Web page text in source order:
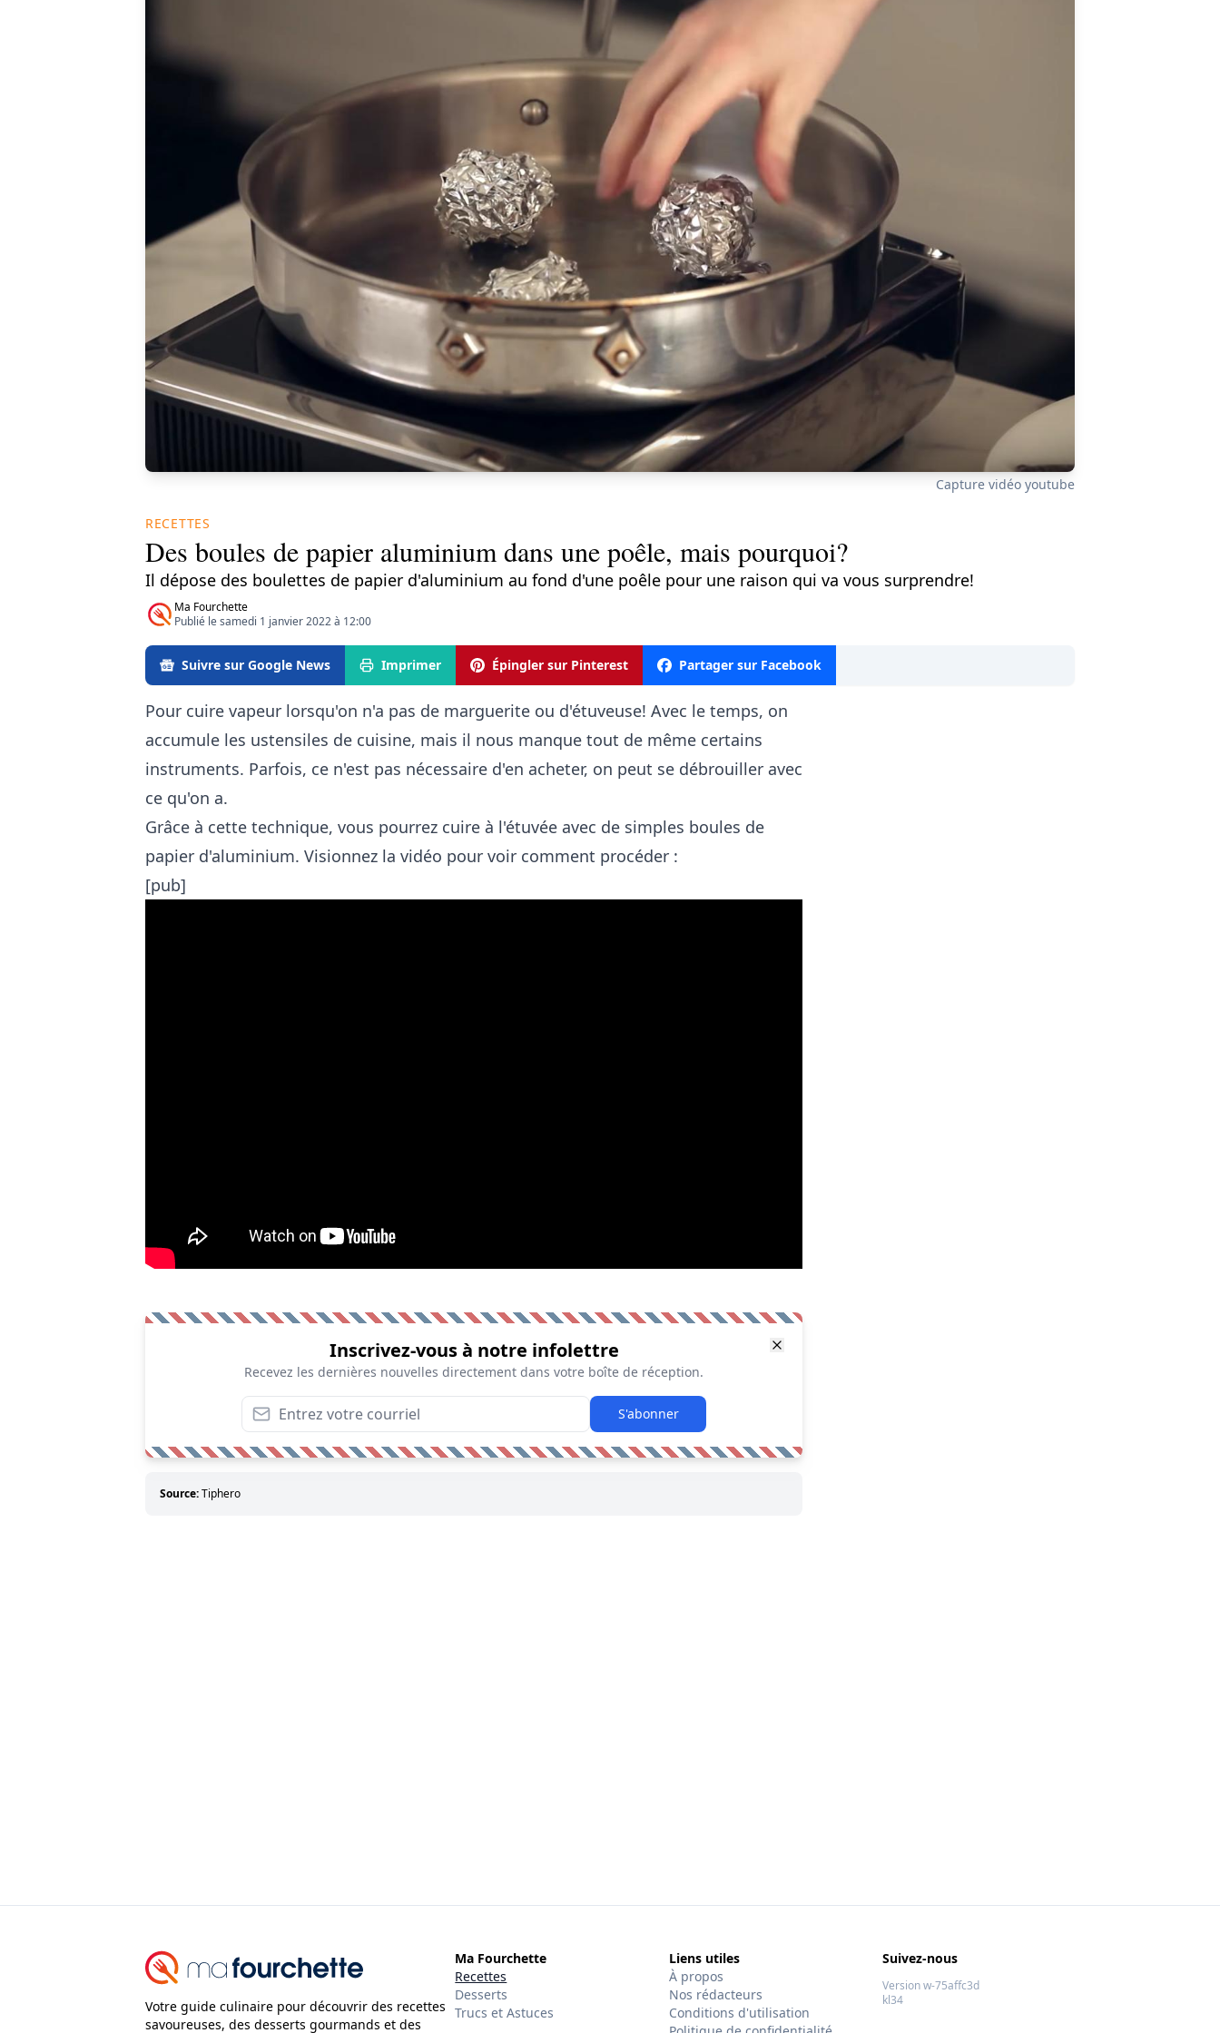
Capture vidéo youtube
RECETTES
Des boules de papier aluminium dans une poêle, mais pourquoi?
Il dépose des boulettes de papier d'aluminium au fond d'une poêle pour une raison qui va vous surprendre!
Ma Fourchette
Publié le samedi 1 janvier 2022 à 12:00
Suivre sur Google News Imprimer Épingler sur Pinterest Partager sur Facebook
Pour cuire vapeur lorsqu'on n'a pas de marguerite ou d'étuveuse! Avec le temps, on
accumule les ustensiles de cuisine, mais il nous manque tout de même certains
instruments. Parfois, ce n'est pas nécessaire d'en acheter, on peut se débrouiller avec
ce qu'on a.
Grâce à cette technique, vous pourrez cuire à l'étuvée avec de simples boules de
papier d'aluminium. Visionnez la vidéo pour voir comment procéder :
[pub]
Inscrivez-vous à notre infolettre
Recevez les dernières nouvelles directement dans votre boîte de réception.
S'abonner
Source:Tiphero
Votre guide culinaire pour découvrir des recettes
savoureuses, des desserts gourmands et des
Ma Fourchette
Recettes
Desserts
Trucs et Astuces
Liens utiles
À propos
Nos rédacteurs
Conditions d'utilisation
Suivez-nous
Version w-75affc3d
kl34